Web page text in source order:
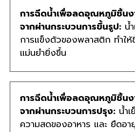
การฉีดน้ำเพื่อลดอุณหภูมิชิ้น
จากผ่านกระบวนการขึ้นรูป: น้
การแข็งตัวของพลาสติก ทำใ
แม่นยำยิ่งขึ้น
การฉีดน้ำเพื่อลดอุณหภูมิชิ้นง
จากผ่านกระบวนการปรุง: น้ำ
ความสดของอาหาร และ ยืดอา